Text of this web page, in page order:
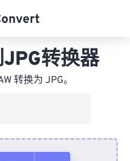
转换器
转换为 JPG。